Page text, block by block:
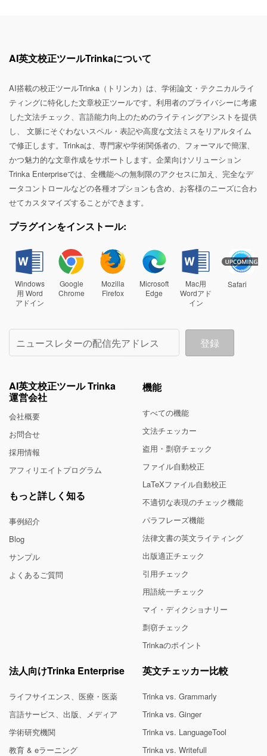
AI英文校正ツールTrinkaについて
AI搭載の校正ツールTrinka（トリンカ）は、学術論文・テクニカルライ
ティングに特化した文章校正ツールです。利用者のプライバシーに考慮
した文法チェック、言語能力向上のためのライティングアシストを提供
し、 文脈にそぐわないスペル・表記や高度な文法ミスをリアルタイム
で修正します。Trinkaは、専門家や学術関係者の、フォーマルで簡潔、
かつ魅力的な文章作成をサポートします。企業向けソリューション
Trinka Enterpriseでは、全機能への無制限のアクセスに加え、完全なデ
ータコントロールなどの各種オプションも含め、お客様のニーズに合わ
せてカスタマイズすることができます。
プラグインをインストール:
Windows
用 Word
アドイン
Google
Chrome
Mozilla
Firefox
Microsoft
Edge
Mac用
Wordアド
イン
Safari
ニュースレターの配信先アドレス 登録
AI英文校正ツールTrinka
運営会社
会社概要
お問合せ
採用情報
アフィリエイトプログラム
もっと詳しく知る
事例紹介
Blog
サンプル
よくあるご質問
機能
すべての機能
文法チェッカー
盗用・剽窃チェック
ファイル自動校正
LaTeXファイル自動校正
不適切な表現のチェック機能
パラフレーズ機能
法律文書の英文ライティング
出版適正チェック
引用チェック
用語統一チェック
マイ・ディクショナリー
剽窃チェック
Trinkaのポイント
法人向けTrinka Enterprise
ライフサイエンス、医療・医薬
言語サービス、出版、メディア
学術研究機関
教育 & eラーニング
英文チェッカー比較
Trinka vs. Grammarly
Trinka vs. Ginger
Trinka vs. LanguageTool
Trinka vs. Writefull